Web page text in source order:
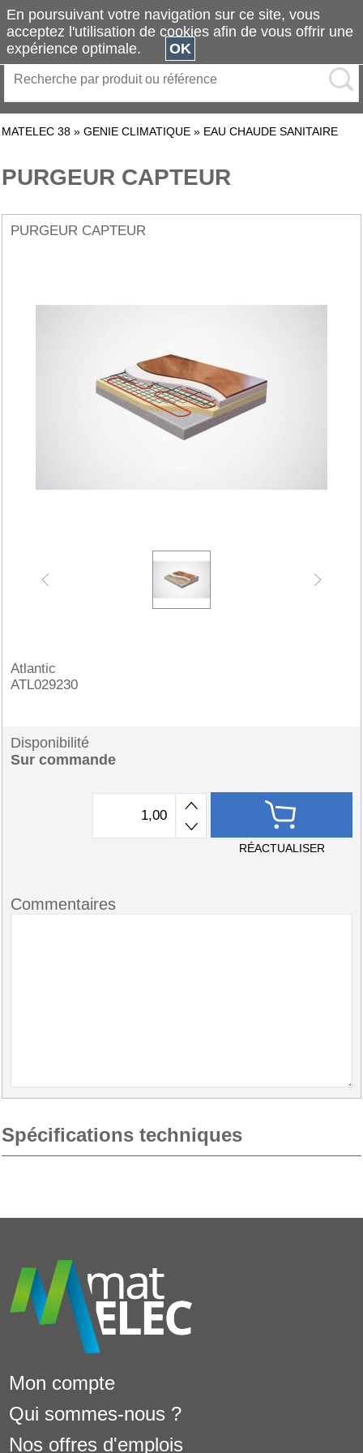
MATELEC 38 » GENIE CLIMATIQUE » EAU CHAUDE SANITAIRE
PURGEUR CAPTEUR
PURGEUR CAPTEUR
Atlantic
ATL029230
Disponibilité
Sur commande
RÉACTUALISER
Commentaires
Spécifications techniques
Mon compte
Qui sommes-nous ?
Nos offres d'emplois
En poursuivant votre navigation sur ce site, vous
acceptez l'utilisation de cookies afin de vous offrir une
expérience optimale.
OK